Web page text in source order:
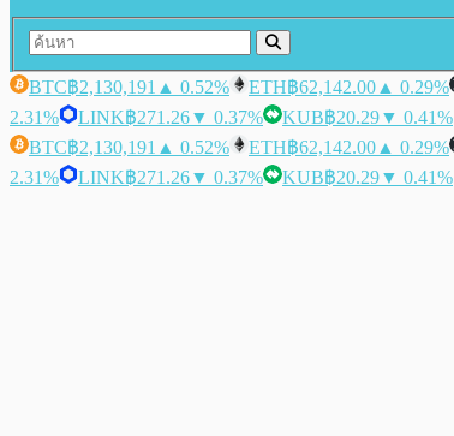
BTC฿2,130,191 ▲ 0.52% ETH฿62,142.00 ▲ 0.29%
2.31%
LINK฿271.26▼ 0.37% KUB฿20.29▼ 0.41%
BTC฿2,130,191 ▲ 0.52% ETH฿62,142.00 ▲ 0.29%
2.31%
LINK฿271.26▼ 0.37% KUB฿20.29▼ 0.41%